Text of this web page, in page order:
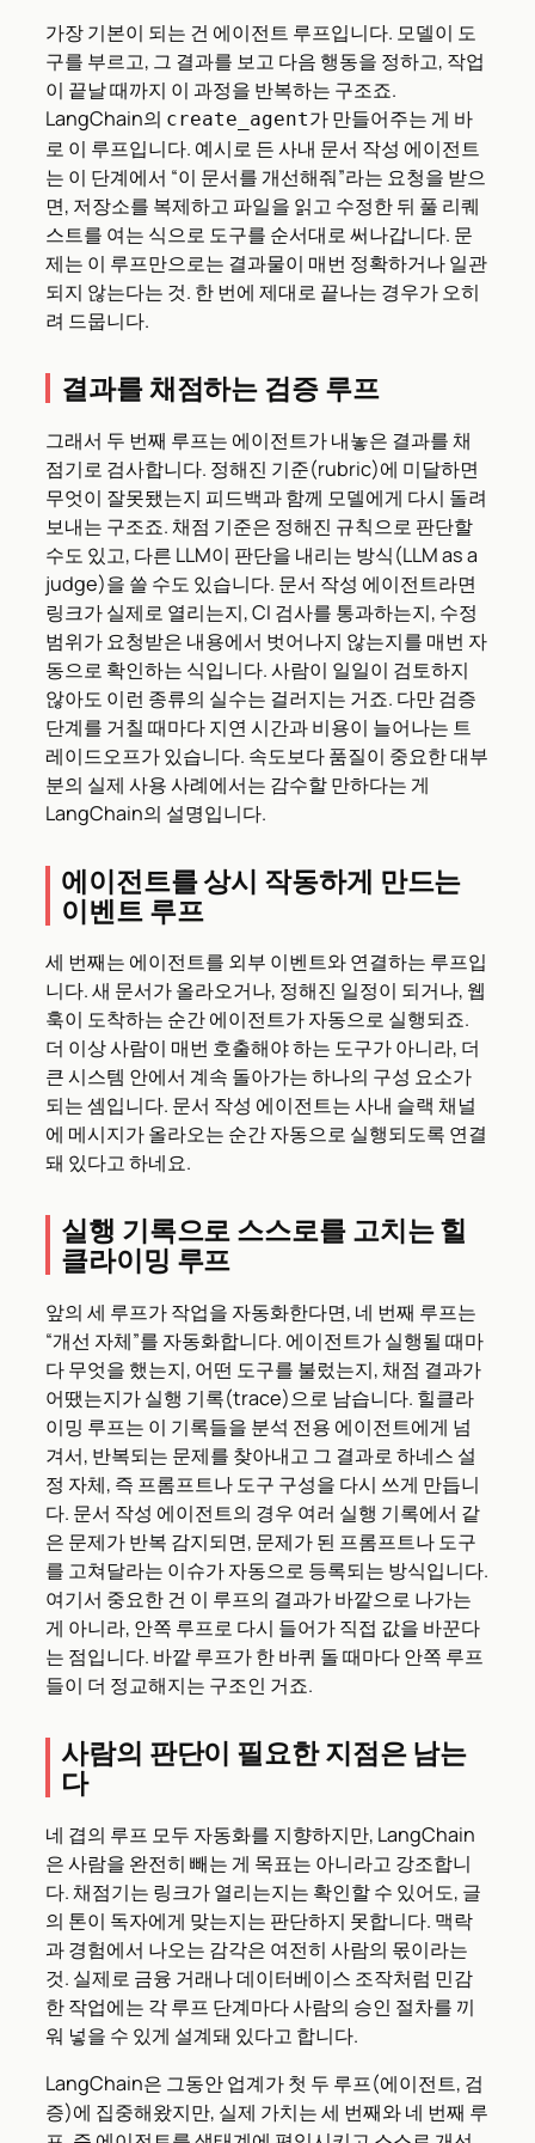
가장 기본이 되는 건 에이전트 루프입니다. 모델이 도
구를 부르고, 그 결과를 보고 다음 행동을 정하고, 작업
이 끝날 때까지 이 과정을 반복하는 구조죠.
LangChain의 create_agent가 만들어주는 게 바
로 이 루프입니다. 예시로 든 사내 문서 작성 에이전트
는 이 단계에서 “이 문서를 개선해줘”라는 요청을 받으
면, 저장소를 복제하고 파일을 읽고 수정한 뒤 풀 리퀘
스트를 여는 식으로 도구를 순서대로 써나갑니다. 문
제는 이 루프만으로는 결과물이 매번 정확하거나 일관
되지 않는다는 것. 한 번에 제대로 끝나는 경우가 오히
려 드뭅니다.
결과를 채점하는 검증 루프
그래서 두 번째 루프는 에이전트가 내놓은 결과를 채
점기로 검사합니다. 정해진 기준(rubric)에 미달하면
무엇이 잘못됐는지 피드백과 함께 모델에게 다시 돌려
보내는 구조죠. 채점 기준은 정해진 규칙으로 판단할
수도 있고, 다른 LLM이 판단을 내리는 방식(LLM as a
judge)을 쓸 수도 있습니다. 문서 작성 에이전트라면
링크가 실제로 열리는지, CI 검사를 통과하는지, 수정
범위가 요청받은 내용에서 벗어나지 않는지를 매번 자
동으로 확인하는 식입니다. 사람이 일일이 검토하지
않아도 이런 종류의 실수는 걸러지는 거죠. 다만 검증
단계를 거칠 때마다 지연 시간과 비용이 늘어나는 트
레이드오프가 있습니다. 속도보다 품질이 중요한 대부
분의 실제 사용 사례에서는 감수할 만하다는 게
LangChain의 설명입니다.
에이전트를 상시 작동하게 만드는
이벤트 루프
세 번째는 에이전트를 외부 이벤트와 연결하는 루프입
니다. 새 문서가 올라오거나, 정해진 일정이 되거나, 웹
훅이 도착하는 순간 에이전트가 자동으로 실행되죠.
더 이상 사람이 매번 호출해야 하는 도구가 아니라, 더
큰 시스템 안에서 계속 돌아가는 하나의 구성 요소가
되는 셈입니다. 문서 작성 에이전트는 사내 슬랙 채널
에 메시지가 올라오는 순간 자동으로 실행되도록 연결
돼 있다고 하네요.
실행 기록으로 스스로를 고치는 힐
클라이밍 루프
앞의 세 루프가 작업을 자동화한다면, 네 번째 루프는
“개선 자체”를 자동화합니다. 에이전트가 실행될 때마
다 무엇을 했는지, 어떤 도구를 불렀는지, 채점 결과가
어땠는지가 실행 기록(trace)으로 남습니다. 힐클라
이밍 루프는 이 기록들을 분석 전용 에이전트에게 넘
겨서, 반복되는 문제를 찾아내고 그 결과로 하네스 설
정 자체, 즉 프롬프트나 도구 구성을 다시 쓰게 만듭니
다. 문서 작성 에이전트의 경우 여러 실행 기록에서 같
은 문제가 반복 감지되면, 문제가 된 프롬프트나 도구
를 고쳐달라는 이슈가 자동으로 등록되는 방식입니다.
여기서 중요한 건 이 루프의 결과가 바깥으로 나가는
게 아니라, 안쪽 루프로 다시 들어가 직접 값을 바꾼다
는 점입니다. 바깥 루프가 한 바퀴 돌 때마다 안쪽 루프
들이 더 정교해지는 구조인 거죠.
사람의 판단이 필요한 지점은 남는
다
네 겹의 루프 모두 자동화를 지향하지만, LangChain
은 사람을 완전히 빼는 게 목표는 아니라고 강조합니
다. 채점기는 링크가 열리는지는 확인할 수 있어도, 글
의 톤이 독자에게 맞는지는 판단하지 못합니다. 맥락
과 경험에서 나오는 감각은 여전히 사람의 몫이라는
것. 실제로 금융 거래나 데이터베이스 조작처럼 민감
한 작업에는 각 루프 단계마다 사람의 승인 절차를 끼
워 넣을 수 있게 설계돼 있다고 합니다.
LangChain은 그동안 업계가 첫 두 루프(에이전트, 검
증)에 집중해왔지만, 실제 가치는 세 번째와 네 번째 루